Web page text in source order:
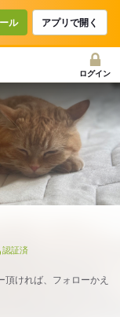
ル アプリで開く
ログイン
認証済
ければ、フォローかえ